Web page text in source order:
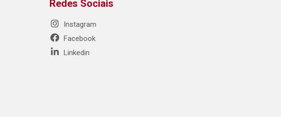
Redes Sociais
Instagram
Facebook
Linkedin